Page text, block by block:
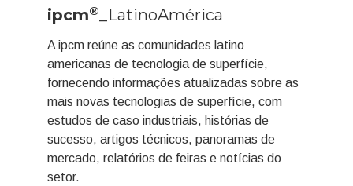
ipcm® _LatinoAmérica
A ipcm reúne as comunidades latino
americanas de tecnologia de superfície,
fornecendo informações atualizadas sobre as
mais novas tecnologias de superfície, com
estudos de caso industriais, histórias de
sucesso, artigos técnicos, panoramas de
mercado, relatórios de feiras e notícias do
setor.